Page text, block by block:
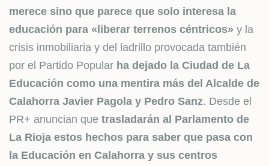
merece sino que parece que solo interesa la
educación para «liberar terrenos céntricos» y la
crisis inmobiliaria y del ladrillo provocada también
por el Partido Popular ha dejado la Ciudad de La
Educación como una mentira más del Alcalde de
Calahorra Javier Pagola y Pedro Sanz. Desde el
PR+ anuncian que trasladarán al Parlamento de
La Rioja estos hechos para saber que pasa con
la Educación en Calahorra y sus centros